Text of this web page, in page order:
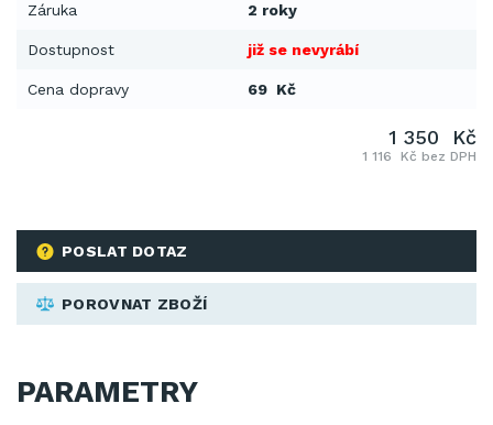
Záruka 2 roky
Dostupnost již se nevyrábí
Cena dopravy 69 Kč
POSLAT DOTAZ
POROVNAT ZBOŽÍ
1 350 Kč
1 116 Kč bez DPH
PARAMETRY